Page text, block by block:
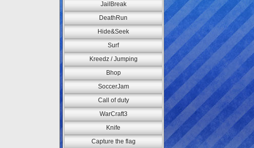
JailBreak
DeathRun
Hide&Seek
Surf
Kreedz / Jumping
Bhop
SoccerJam
Call of duty
WarCraft3
Knife
Capture the flag